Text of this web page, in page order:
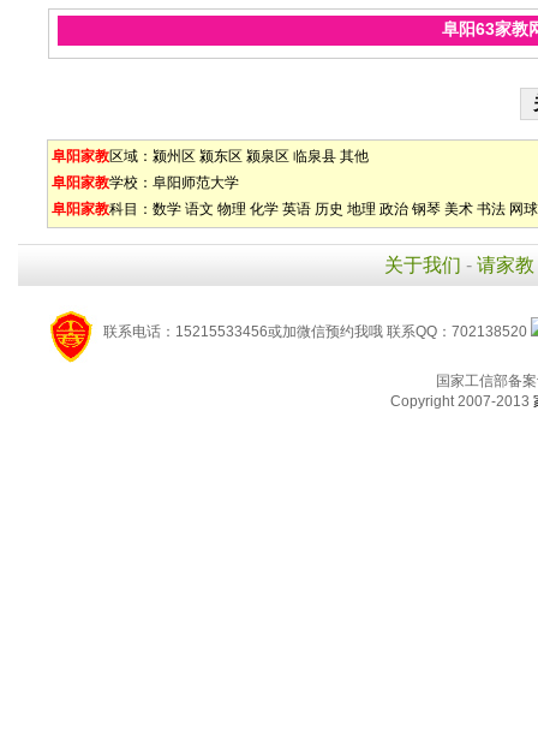
阜阳63家教
阜阳家教区域： 颍州区 颍东区 颍泉区 临泉县 其他
阜阳家教学校： 阜阳师范大学
阜阳家教科目： 数学 语文 物理 化学 英语 历史 地理 政治 钢琴 美术 书法 网球
关于我们 - 请家教
联系电话：15215533456或加微信预约我哦 联系QQ：702138520
国家工信部备
Copyright 2007-2013